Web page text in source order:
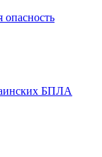
опасность
БПЛА